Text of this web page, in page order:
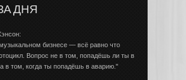
ДНЯ
бизнесе — всё равно что
Вопрос не в том, попадёшь ли ты в
в том, когда ты попадёшь в аварию."